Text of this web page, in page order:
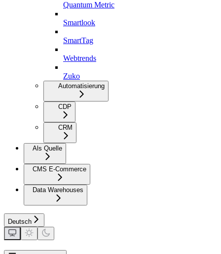
Quantum Metric
Smartlook
SmartTag
Webtrends
Zuko
Automatisierung
CDP
CRM
Als Quelle
CMS E-Commerce
Data Warehouses
Deutsch